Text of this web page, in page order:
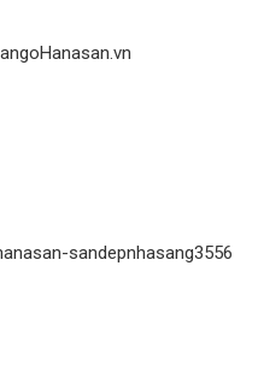
sandepnhasang3556